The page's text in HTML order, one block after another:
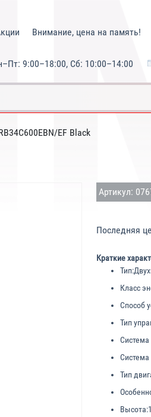
Внимание, цена на память!
9:00–18:00, Сб: 10:00–14:00
EF Black
Артикул:
Последняя
Краткие
Тип:
Класс
Способ
Тип
Тип
Высота: